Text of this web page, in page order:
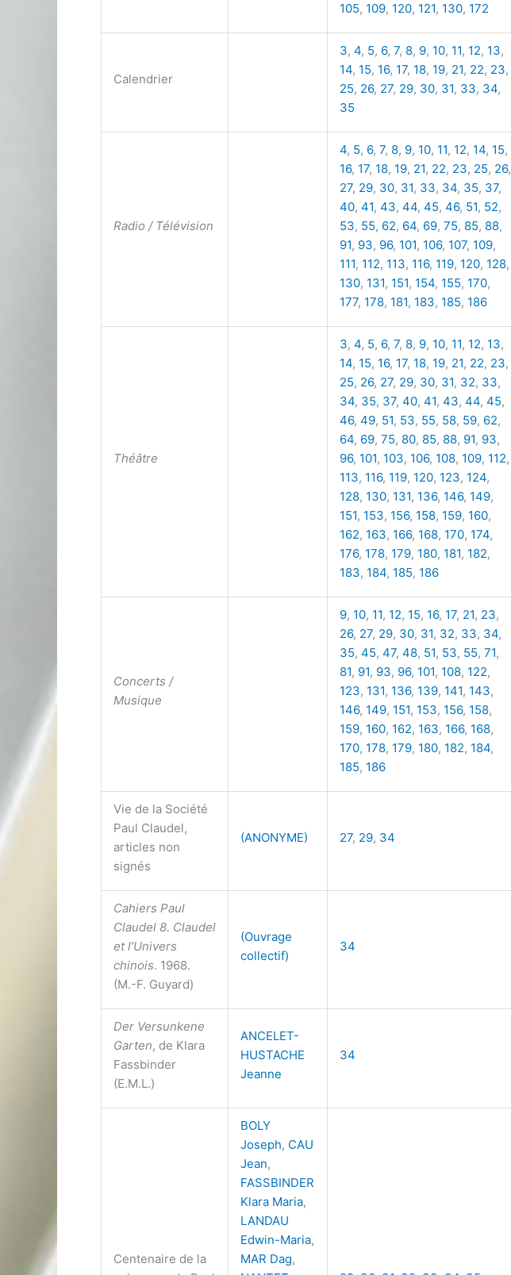
105, 109, 120, 121, 130, 172
Calendrier
3, 4, 5, 6, 7, 8, 9, 10, 11, 12, 13,
14, 15, 16, 17, 18, 19, 21, 22, 23,
25, 26, 27, 29, 30, 31, 33, 34,
35
Radio / Télévision
4, 5, 6, 7, 8, 9, 10, 11, 12, 14, 15,
16, 17, 18, 19, 21, 22, 23, 25, 26,
27, 29, 30, 31, 33, 34, 35, 37,
40, 41, 43, 44, 45, 46, 51, 52,
53, 55, 62, 64, 69, 75, 85, 88,
91, 93, 96, 101, 106, 107, 109,
111, 112, 113, 116, 119, 120, 128,
130, 131, 151, 154, 155, 170,
177, 178, 181, 183, 185, 186
Théâtre
3, 4, 5, 6, 7, 8, 9, 10, 11, 12, 13,
14, 15, 16, 17, 18, 19, 21, 22, 23,
25, 26, 27, 29, 30, 31, 32, 33,
34, 35, 37, 40, 41, 43, 44, 45,
46, 49, 51, 53, 55, 58, 59, 62,
64, 69, 75, 80, 85, 88, 91, 93,
96, 101, 103, 106, 108, 109, 112,
113, 116, 119, 120, 123, 124,
128, 130, 131, 136, 146, 149,
151, 153, 156, 158, 159, 160,
162, 163, 166, 168, 170, 174,
176, 178, 179, 180, 181, 182,
183, 184, 185, 186
Concerts /
Musique
9, 10, 11, 12, 15, 16, 17, 21, 23,
26, 27, 29, 30, 31, 32, 33, 34,
35, 45, 47, 48, 51, 53, 55, 71,
81, 91, 93, 96, 101, 108, 122,
123, 131, 136, 139, 141, 143,
146, 149, 151, 153, 156, 158,
159, 160, 162, 163, 166, 168,
170, 178, 179, 180, 182, 184,
185, 186
Vie de la Société
Paul Claudel,
articles non
signés
(ANONYME) 27, 29, 34
Cahiers Paul
Claudel 8. Claudel
et l’Univers
chinois. 1968.
(M.-F. Guyard)
(Ouvrage
collectif)
34
Der Versunkene
Garten, de Klara
Fassbinder
(E.M.L.)
ANCELET-
HUSTACHE
Jeanne
34
Centenaire de la
BOLY
Joseph, CAU
Jean,
FASSBINDER
Klara Maria,
LANDAU
Edwin-Maria,
MAR Dag,